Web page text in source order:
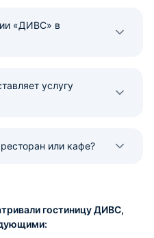
«ДИВС» в
услугу
или кафе?
гостиницу ДИВС,